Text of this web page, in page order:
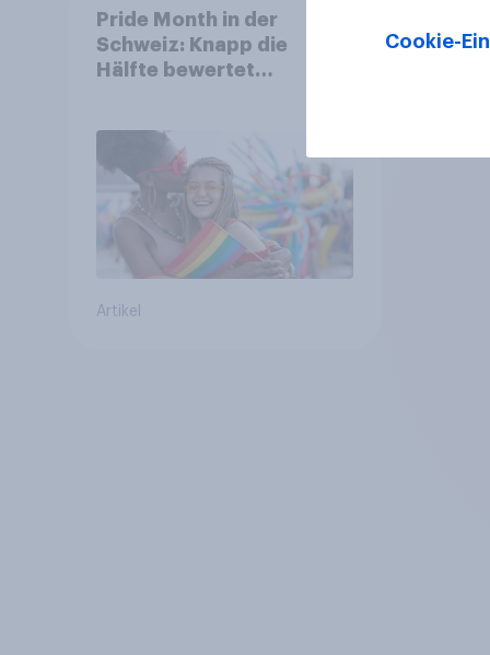
Pride Month in der
Schweiz: Knapp die
Hälfte bewertet
bleibt umstritten
Artikel
Cookie-